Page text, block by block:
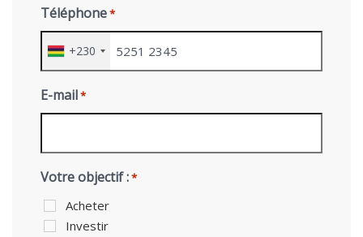
Téléphone*
+230
E-mail*
Votre objectif :*
Acheter
Investir